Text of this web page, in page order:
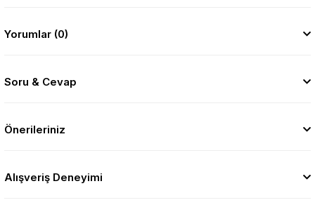
Yorumlar (0)
Soru & Cevap
Önerileriniz
Alışveriş Deneyimi